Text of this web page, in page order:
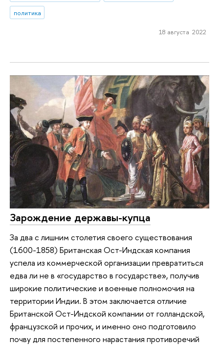
политика
18 августа 2022
Зарождение державы-купца
За два с лишним столетия своего существования
(1600-1858) Британская Ост-Индская компания
успела из коммерческой организации превратиться
едва ли не в «государство в государстве», получив
широкие политические и военные полномочия на
территории Индии. В этом заключается отличие
Британской Ост-Индской компании от голландской,
французской и прочих, и именно оно подготовило
почву для постепенного нарастания противоречий